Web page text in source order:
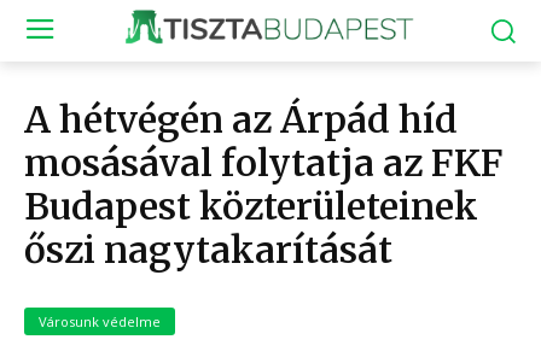
A hétvégén az Árpád híd
mosásával folytatja az FKF
Budapest közterületeinek
őszi nagytakarítását
Városunk védelme